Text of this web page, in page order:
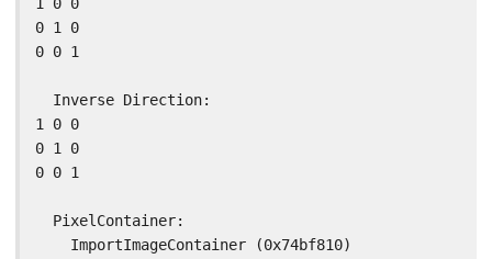
1 0 0
0 1 0
0 0 1
  Inverse Direction:
1 0 0
0 1 0
0 0 1
  PixelContainer:
    ImportImageContainer (0x74bf810)